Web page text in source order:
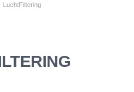
LuchtFiltering